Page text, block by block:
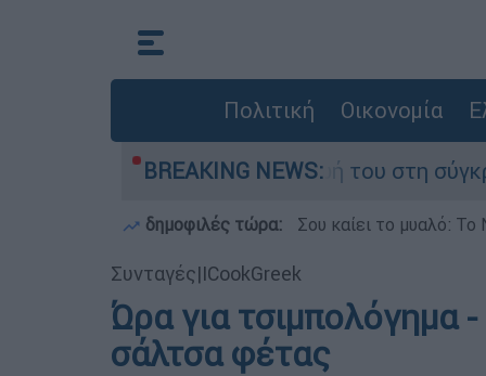
Πολιτική Οικονομία
BREAKING NEWS:
Δαμίγο που έχασε τη ζωή του στη
δημοφιλές τώρα: Σου καίει το μυαλό:
Συνταγές|ICookGreek
Ώρα για τσιμπολόγημα
σάλτσα φέτας